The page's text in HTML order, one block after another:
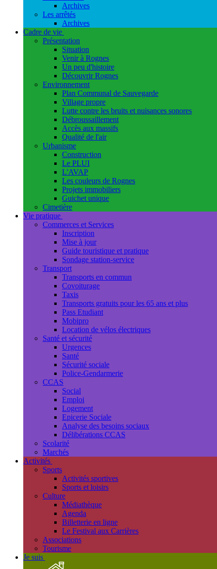
Archives
Les arrêtés
Archives
Cadre de vie
Présentation
Situation
Venir à Rognes
Un peu d'histoire
Découvrir Rognes
Environnement
Plan Communal de Sauvegarde
Village propre
Lutte contre les bruits et nuisances sonores
Débroussaillement
Accès aux massifs
Qualité de l'air
Urbanisme
Construction
Le PLUI
L'AVAP
Les couleurs de Rognes
Projets immobiliers
Guichet unique
Cimetière
Vie pratique
Commerces et Services
Inscription
Mise à jour
Guide touristique et pratique
Sondage station-service
Transport
Transports en commun
Covoiturage
Taxis
Transports gratuits pour les 65 ans et plus
Pass Etudiant
Mobipro
Location de vélos électriques
Santé et sécurité
Urgences
Santé
Sécurité sociale
Police-Gendarmerie
CCAS
Social
Emploi
Logement
Epicerie Sociale
Analyse des besoins sociaux
Délibérations CCAS
Scolarité
Marchés
Activités
Sports
Activités sportives
Sports et loisirs
Culture
Médiathèque
Agenda
Billetterie en ligne
Le Festival aux Carrières
Associations
Tourisme
Je suis